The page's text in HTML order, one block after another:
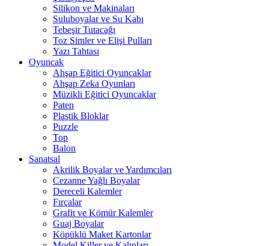
Silikon ve Makinaları
Suluboyalar ve Su Kabı
Tebeşir Tutacağı
Toz Simler ve Elişi Pulları
Yazı Tahtası
Oyuncak
Ahşap Eğitici Oyuncaklar
Ahşap Zeka Oyunları
Müzikli Eğitici Oyuncaklar
Paten
Plastik Bloklar
Puzzle
Top
Balon
Sanatsal
Akrilik Boyalar ve Yardımcıları
Cezanne Yağlı Boyalar
Dereceli Kalemler
Fırçalar
Grafit ve Kömür Kalemler
Guaj Boyalar
Köpüklü Maket Kartonlar